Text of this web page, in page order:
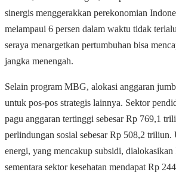
sinergis menggerakkan perekonomian
melampaui 6 persen dalam waktu tidak
seraya menargetkan pertumbuhan bisa
jangka menengah.
Selain program MBG, alokasi anggaran
untuk pos-pos strategis lainnya. Sektor
pagu anggaran tertinggi sebesar Rp 769,1
perlindungan sosial sebesar Rp 508,2 triliun.
energi, yang mencakup subsidi,
sementara sektor kesehatan mendapat Rp